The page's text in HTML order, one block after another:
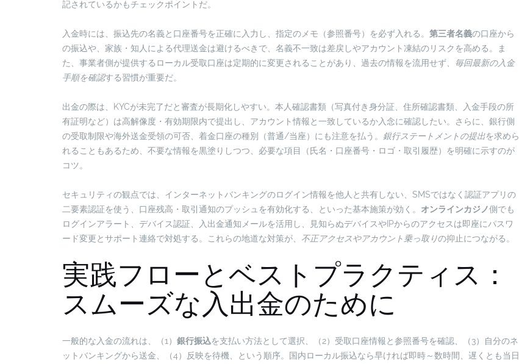
記されているかもチェックポイントだ。
入金時には、振込先の名義と口座番号を正確に入力し、指定のメモ（参照番号）を必ず入れる。 第三者名義の口座から
の振込や、家族・知人による代理送金は避けるべきで、名義不一致は差戻しやアカウント凍結のリスクを高める。ま
た、事業者側が提供するローカル受取口座は定期的に変更されることがあり、過去の情報を流用せず、 毎回最新の入金
手順を確認する習慣が重要だ。
出金の際は、KYCが未完了だと審査が長期化しやすい。本人確認書類（写真付き身分証、住所確認書類、入金手段の所
有証明など）は高解像度・有効期限内で提出し、アカウント情報と一致しているか入念に確認したい。さらに、銀行側
の受取制限や海外送金受領の可否、着金口座の種別（普通/当座）にも注意を払う。 銀行ステートメントの提出を求めら
れることもあるため、不要な情報を黒塗りしつつ、必要な項目（氏名・口座番号・ロゴ・取引履歴）を明確に示すのが
コツ。
セキュリティの観点では、インターネットバンキングのログイン情報を他人と共有しない、SMSではなく認証アプリの
二要素認証を使う、口座残高・取引通知のプッシュを有効化する、といった基本施策が効く。 オンラインカジノ側でも
ログインアラート、デバイス認証、入出金通知メールを活用し、見知らぬデバイスやIPからのアクセスは即座にパスワ
ード変更とサポート連絡で対処する。これらの地道な対策が、 不正アクセスやアカウント乗っ取りの抑止につながる。
実践フローとベストプラクティス：
スムーズな入出金のために
一般的な入金の流れは、（1） 銀行振込を支払い方法として選択、（2）受取口座情報と参照番号を確認、（3）自分のネ
ットバンキングから送金、（4）反映を待機、という順序。国内ローカル振込なら早ければ即時～数時間、遅くとも当日